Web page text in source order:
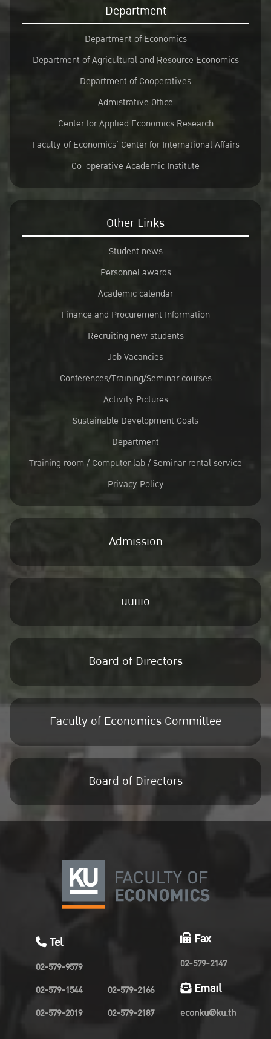
Department
Department of Economics
Department of Agricultural and Resource Economics
Department of Cooperatives
Admistrative Office
Center for Applied Economics Research
Faculty of Economics’ Center for International Affairs
Co-operative Academic Institute
Other Links
Student news
Personnel awards
Academic calendar
Finance and Procurement Information
Recruiting new students
Job Vacancies
Conferences/Training/Seminar courses
Activity Pictures
Sustainable Development Goals
Department
Training room / Computer lab / Seminar rental service
Privacy Policy
Admission
uuiiio
Board of Directors
Faculty of Economics Committee
Board of Directors
Tel
02-579-9579
02-579-1544
02-579-2019
02-579-2166
02-579-2187
Fax
02-579-2147
Email
econku@ku.th